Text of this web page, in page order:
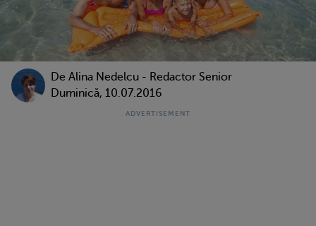
De Alina Nedelcu - Redactor Senior
Duminică, 10.07.2016